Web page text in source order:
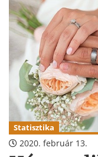
Statisztika
2020. február 13.